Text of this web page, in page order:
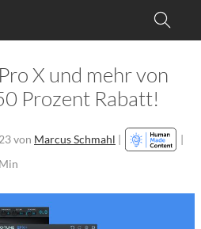
X und mehr von
Prozent Rabatt!
von Marcus Schmahl |
|